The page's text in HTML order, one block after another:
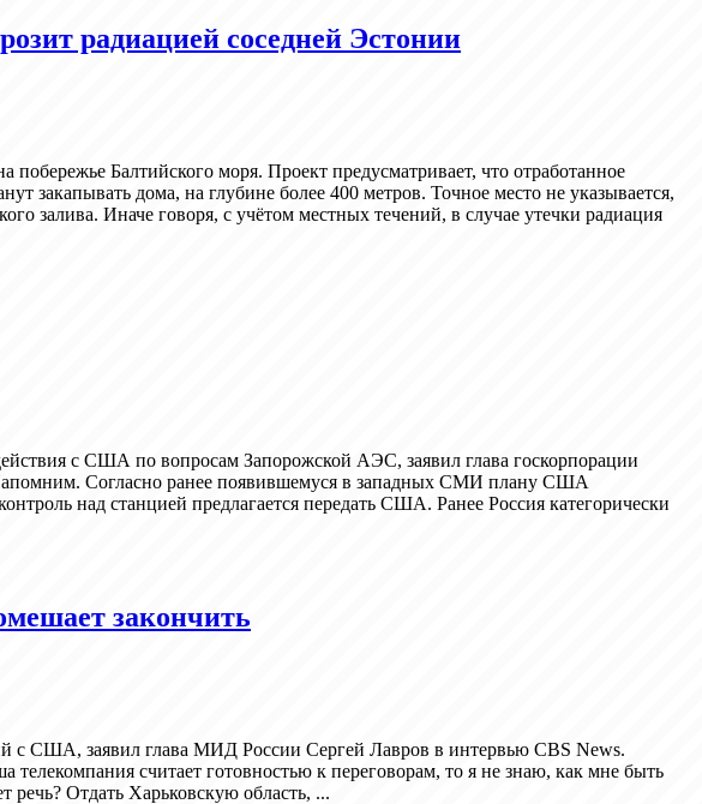
радиацией соседней Эстонии
Балтийского моря. Проект предусматривает, что отработанное
закапывать дома, на глубине более 400 метров. Точное место не указывается,
залива. Иначе говоря, с учётом местных течений, в случае утечки радиация
с США по вопросам Запорожской АЭС, заявил глава госкорпорации
Напомним. Согласно ранее появившемуся в западных СМИ плану США
над станцией предлагается передать США. Ранее Россия категорически
закончить
с США, заявил глава МИД России Сергей Лавров в интервью CBS News.
считает готовностью к переговорам, то я не знаю, как мне быть
речь? Отдать Харьковскую область, ...